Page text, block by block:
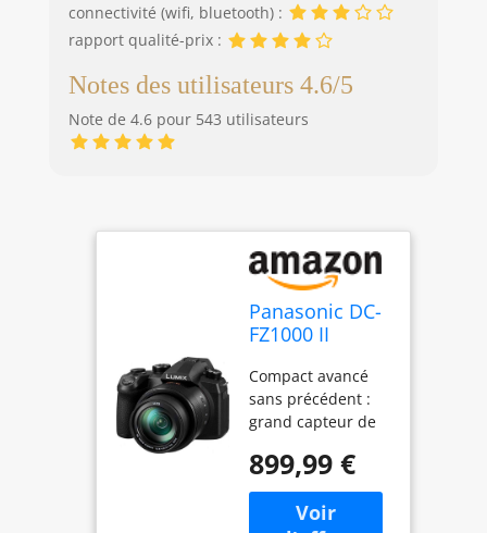
connectivité (wifi, bluetooth) :
rapport qualité-prix :
Notes des utilisateurs 4.6/5
Note de 4.6 pour 543 utilisateurs
Panasonic DC-
FZ1000 II
Bridgekamera
(1 Zoll Sensor,
20 MP, 16x
Objektiv, 4K)
schwarz,
Kompakt
Compact avancé
sans précédent :
grand capteur de
lumineux LEICA
avec zoom optique
16x Les boutons de
899,99 €